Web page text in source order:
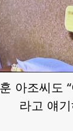
아조씨도
라고 얘